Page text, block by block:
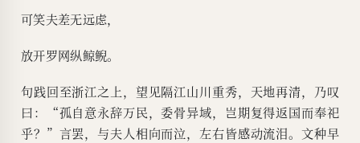
可笑夫差无远虑，
放开罗网纵鲸鲵。
句践回至浙江之上，望见隔江山川重秀，天地再清，乃叹
曰：“孤自意永辞万民，委骨异域，岂期复得返国而奉祀
乎？”言罢，与夫人相向而泣，左右皆感动流泪。文种早